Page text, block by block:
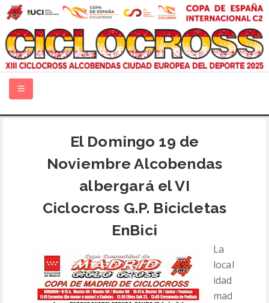
GUÍA TÉCNICA
QUIÉNES SOMOS
INFORMACIÓN
PATROCINADORES
CLASIFICACIONES
El Domingo 19 de
Noviembre Alcobendas
albergará el VI
Ciclocross G.P. Bicicletas
EnBici
La
local
idad
mad